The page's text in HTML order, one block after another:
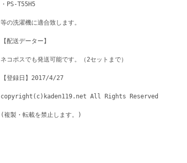
・PS-T55H5
等の洗濯機に適合致します。
【配送データー】
ネコポスでも発送可能です。（2セットまで）
【登録日】2017/4/27
copyright(c)kaden119.net All Rights Reserved
(複製・転載を禁止します。)